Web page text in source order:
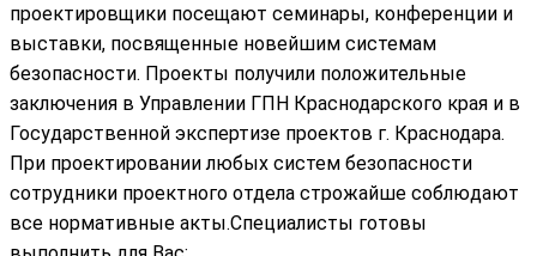
проектировщики посещают семинары, конференции и
выставки, посвященные новейшим системам
безопасности. Проекты получили положительные
заключения в Управлении ГПН Краснодарского края и в
Государственной экспертизе проектов г. Краснодара.
При проектировании любых систем безопасности
сотрудники проектного отдела строжайше соблюдают
все нормативные акты.Специалисты готовы